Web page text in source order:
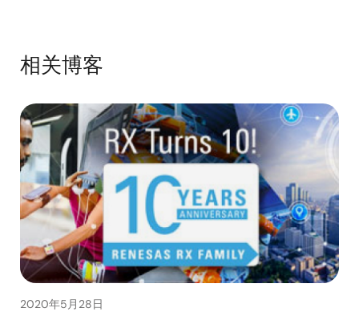
相关博客
2020年5月28日